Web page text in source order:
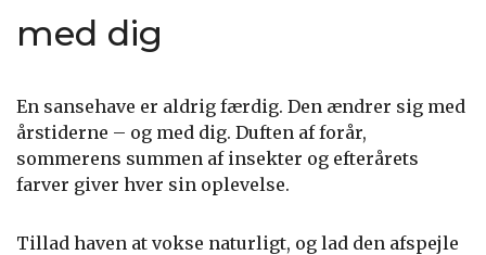
med dig
En sansehave er aldrig færdig. Den ændrer sig med
årstiderne – og med dig. Duften af forår,
sommerens summen af insekter og efterårets
farver giver hver sin oplevelse.
Tillad haven at vokse naturligt, og lad den afspejle